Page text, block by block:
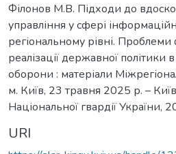
Філонов М.В. Підходи до
управління у сфері
регіональному рівні.
реалізації державної політики
оборони : матеріали
м. Київ, 23 травня 2025 р. –
Національної гвардії України,
URI